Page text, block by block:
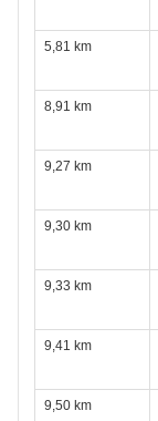
5,81 km
8,91 km
9,27 km
9,30 km
9,33 km
9,41 km
9,50 km